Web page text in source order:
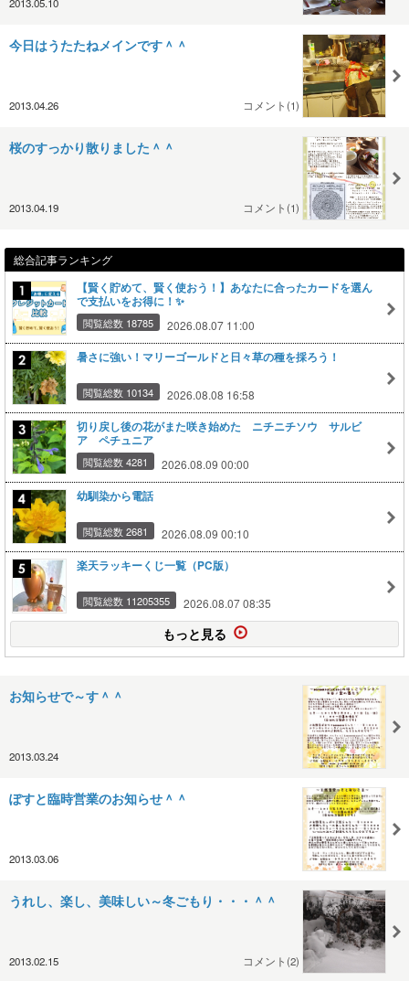
今日はうたたねメインです＾＾
2013.04.26 コメント(1)
桜のすっかり散りました＾＾
2013.04.19 コメント(1)
総合記事ランキング
【賢く貯めて、賢く使おう！】あなたに合ったカードを選ん
で支払いをお得に！✨
閲覧総数 18785 2026.08.07 11:00
暑さに強い！マリーゴールドと日々草の種を採ろう！
閲覧総数 10134 2026.08.08 16:58
切り戻し後の花がまた咲き始めた ニチニチソウ サルビ
ア ペチュニア
閲覧総数 4281 2026.08.09 00:00
幼馴染から電話
閲覧総数 2681 2026.08.09 00:10
楽天ラッキーくじ一覧（PC版）
閲覧総数 11205355 2026.08.07 08:35
もっと見る
お知らせで～す＾＾
2013.03.24
ぽすと臨時営業のお知らせ＾＾
2013.03.06
うれし、楽し、美味しい～冬ごもり・・・＾＾
2013.02.15 コメント(2)